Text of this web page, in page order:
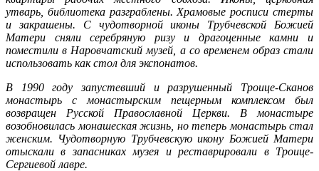
утварь, библиотека разграблены. Храмовые росписи стерты
и закрашены. С чудотворной иконы Трубчевской Божией
Матери сняли серебряную ризу и драгоценные камни и
поместили в Наровчатский музей, а со временем образ стали
использовать как стол для экспонатов.
В 1990 году запустевший и разрушенный Троице-Сканов
монастырь с монастырским пещерным комплексом был
возвращен Русской Православной Церкви. В монастыре
возобновилась монашеская жизнь, но теперь монастырь стал
женским. Чудотворную Трубчевскую икону Божией Матери
отыскали в запасниках музея и реставрировали в Троице-
Сергиевой лавре.